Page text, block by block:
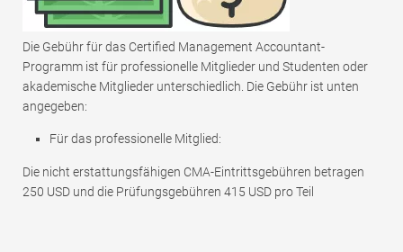
Die Gebühr für das Certified Management Accountant-
Programm ist für professionelle Mitglieder und Studenten oder
akademische Mitglieder unterschiedlich. Die Gebühr ist unten
angegeben:
Für das professionelle Mitglied:
Die nicht erstattungsfähigen CMA-Eintrittsgebühren betragen
250 USD und die Prüfungsgebühren 415 USD pro Teil